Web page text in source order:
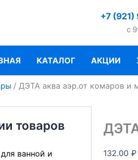
+7
c
КАТАЛОГ АКЦИИ
ДЭТА аква аэр.от комаров и
товаров
ванной и
132.00 ₽